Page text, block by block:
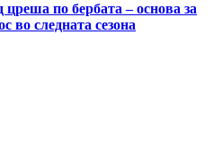
по бербата – основа за
во следната сезона